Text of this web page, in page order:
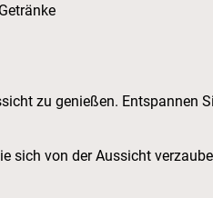
zu genießen. Entspannen
sich von der Aussicht